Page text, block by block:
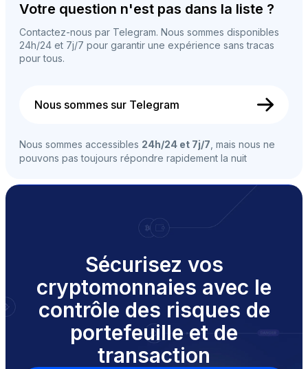
Votre question n'est pas dans la liste ?
Contactez-nous par Telegram. Nous sommes disponibles
24h/24 et 7j/7 pour garantir une expérience sans tracas
pour tous.
Nous sommes sur Telegram
Nous sommes accessibles 24h/24 et 7j/7, mais nous ne
pouvons pas toujours répondre rapidement la nuit
Sécurisez vos
cryptomonnaies avec le
contrôle des risques de
portefeuille et de
transaction